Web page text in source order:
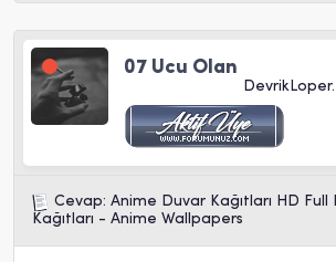
07 Ucu Olan
DevrikLoper.
Cevap: Anime Duvar Kağıtları HD
Kağıtları - Anime Wallpapers